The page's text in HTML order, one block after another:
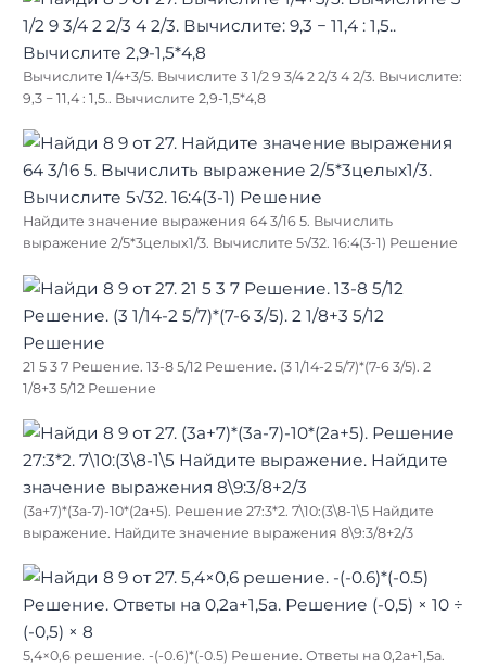
Вычислите 1/4+3/5. Вычислите 3 1/2 9 3/4 2 2/3 4 2/3. Вычислите:
9,3 − 11,4 : 1,5.. Вычислите 2,9-1,5*4,8
Найдите значение выражения 64 3/16 5. Вычислить
выражение 2/5*3целых1/3. Вычислите 5√32. 16:4(3-1) Решение
21 5 3 7 Решение. 13-8 5/12 Решение. (3 1/14-2 5/7)*(7-6 3/5). 2
1/8+3 5/12 Решение
(3а+7)*(3а-7)-10*(2а+5). Решение 27:3*2. 7\10:(3\8-1\5 Найдите
выражение. Найдите значение выражения 8\9:3/8+2/3
5,4×0,6 решение. -(-0.6)*(-0.5) Решение. Ответы на 0,2a+1,5a.